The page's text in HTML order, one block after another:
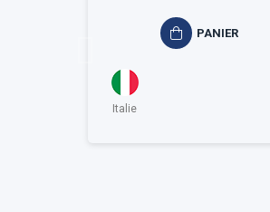
PANIER
Italie